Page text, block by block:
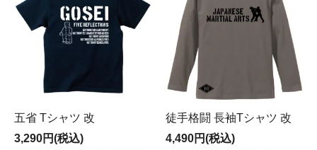
五省 Tシャツ 改
3,290円(税込)
徒手格闘 長袖Tシャツ 改
4,490円(税込)